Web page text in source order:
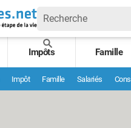
Impôts Famille
Impôt Famille Salariés